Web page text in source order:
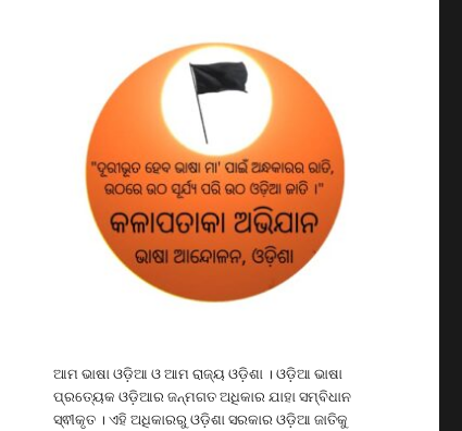
ଆମ ଭାଷା ଓଡ଼ିଆ ଓ ଆମ ରାଜ୍ୟ ଓଡ଼ିଶା । ଓଡ଼ିଆ ଭାଷା
ପ୍ରତ୍ୟେକ ଓଡ଼ିଆର ଜନ୍ମଗତ ଅଧିକାର ଯାହା ସମ୍ବିଧାନ
ସ୍ଵୀକୃତ । ଏହି ଅଧିକାରରୁ ଓଡ଼ିଶା ସରକାର ଓଡ଼ିଆ ଜାତିକୁ